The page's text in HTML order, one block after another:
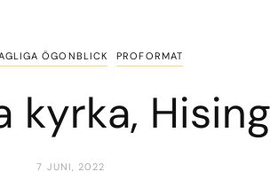
ÖGONBLICK PROFORMAT
kyrka,
7 JUNI, 2022